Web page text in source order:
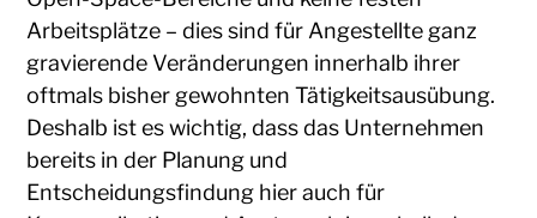
Arbeitsplätze – dies sind für Angestellte ganz
gravierende Veränderungen innerhalb ihrer
oftmals bisher gewohnten Tätigkeitsausübung.
Deshalb ist es wichtig, dass das Unternehmen
bereits in der Planung und
Entscheidungsfindung hier auch für